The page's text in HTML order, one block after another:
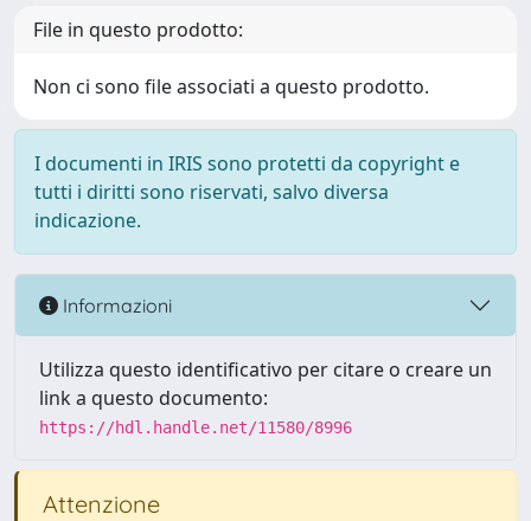
File in questo prodotto:
Non ci sono file associati a questo prodotto.
I documenti in IRIS sono protetti da copyright e
tutti i diritti sono riservati, salvo diversa
indicazione.
Informazioni
Utilizza questo identificativo per citare o creare un
link a questo documento:
https://hdl.handle.net/11580/8996
Attenzione